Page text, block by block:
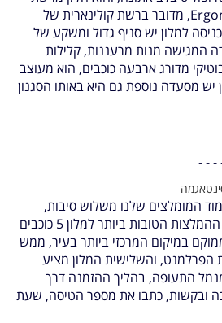
מעדניות מפורסמת ביוון, Ergon, מדובר ברשת קולינארית של
למלון יש סניף גדול ומשקע של
המגישה מנות מרעננות, קלילות
מדורג ארבעה כוכבים, הוא מעוצב
יש מסעדה נוספת גם היא באותו הסגנון
- - -
לעמוד המומלצים שלנו משלוש סיבות,
הראשונה הוא המלון בעל ההמלצות הטובות ביותר למלון 5 כוכבים
במיקום המרכזי ביותר בעיר, ממש
הפרלמנט, והשלישית המלון מציע
התעופה, בהליך ההזמנה דרך
ובקשות, כתבו את מספר הטיסה, שעת